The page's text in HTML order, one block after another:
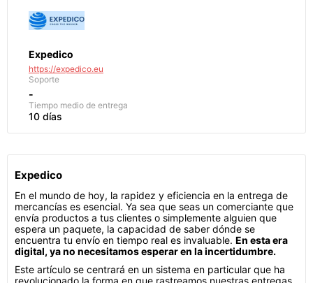
Expedico
https://expedico.eu
Soporte
-
Tiempo medio de entrega
10 días
Expedico
En el mundo de hoy, la rapidez y eficiencia en la entrega de
mercancías es esencial. Ya sea que seas un comerciante que
envía productos a tus clientes o simplemente alguien que
espera un paquete, la capacidad de saber dónde se
encuentra tu envío en tiempo real es invaluable. En esta era
digital, ya no necesitamos esperar en la incertidumbre.
Este artículo se centrará en un sistema en particular que ha
revolucionado la forma en que rastreamos nuestras entregas.